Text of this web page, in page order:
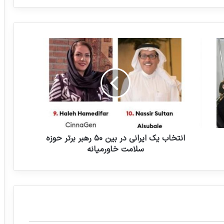
سلامت غذا نباید قربانی منافع اقتصادی شود
ن
ی
انتخاب یک ایرانی در بین ۵۰ رهبر برتر حوزه
سلامت خاورمیانه